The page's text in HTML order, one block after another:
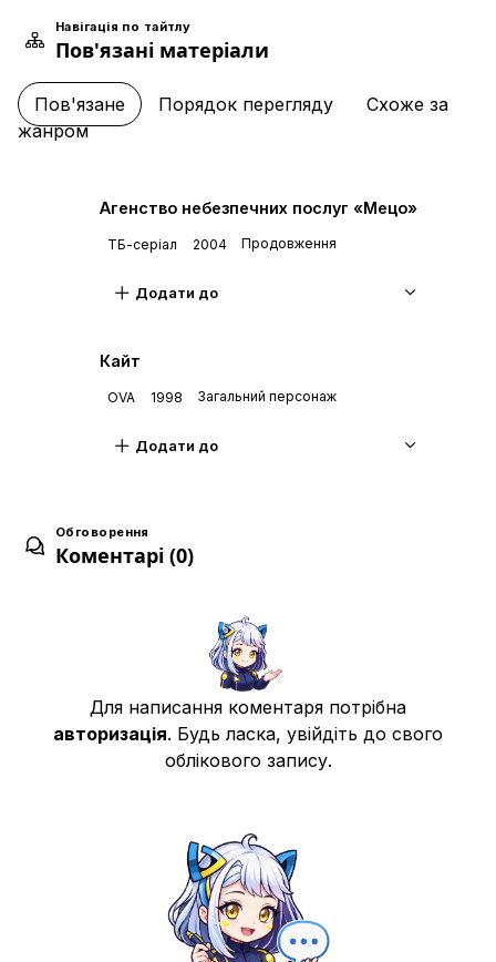
Навігація по тайтлу
Пов'язані матеріали
Пов'язане Порядок перегляду
Схоже за
жанром
Агенство небезпечних послуг «Мецо»
ТБ-серіал 2004 Продовження
Додати до
Кайт
OVA 1998 Загальний персонаж
Додати до
Обговорення
Коментарі (0)
Для написання коментаря потрібна
авторизація. Будь ласка, увійдіть до свого
облікового запису.